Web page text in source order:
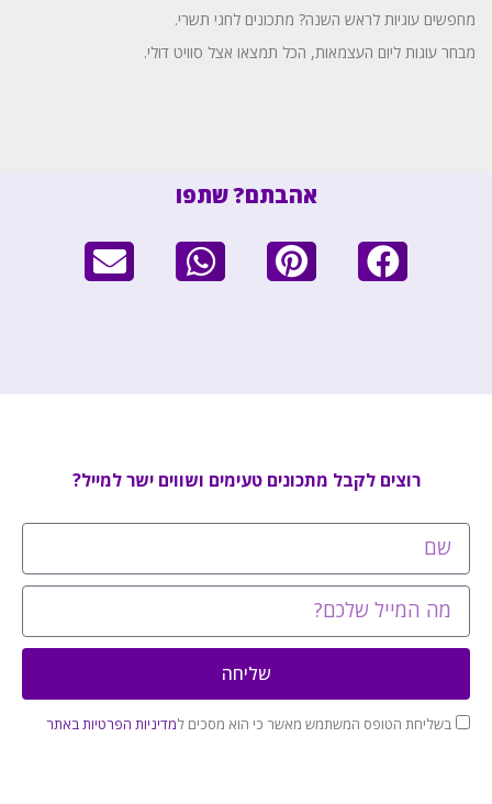
מחפשים עוגיות לראש השנה? מתכונים לחגי תשרי.
מבחר עוגות ליום העצמאות, הכל תמצאו אצל סוויט דולי.
אהבתם? שתפו
רוצים לקבל מתכונים טעימים ושווים ישר למייל?
בשליחת הטופס המשתמש מאשר כי הוא מסכים למדיניות הפרטיות באתר
שליחה